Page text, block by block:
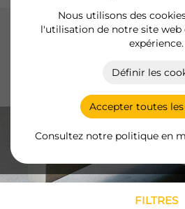
Nous utilisons des
l'utilisation de notre site
expérience.
Définir les
Accepter toutes
Consultez notre politique en
Coulisses de roulettes
doux et efficace, idéales pour les
FILTRES